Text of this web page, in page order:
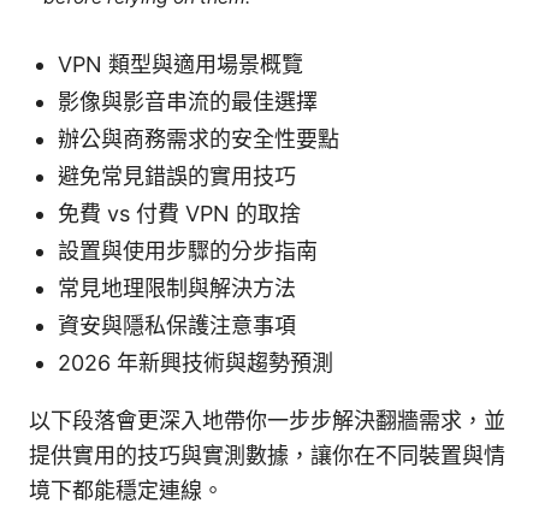
VPN 類型與適用場景概覽
影像與影音串流的最佳選擇
辦公與商務需求的安全性要點
避免常見錯誤的實用技巧
免費 vs 付費 VPN 的取捨
設置與使用步驟的分步指南
常見地理限制與解決方法
資安與隱私保護注意事項
2026 年新興技術與趨勢預測
以下段落會更深入地帶你一步步解決翻牆需求，並
提供實用的技巧與實測數據，讓你在不同裝置與情
境下都能穩定連線。